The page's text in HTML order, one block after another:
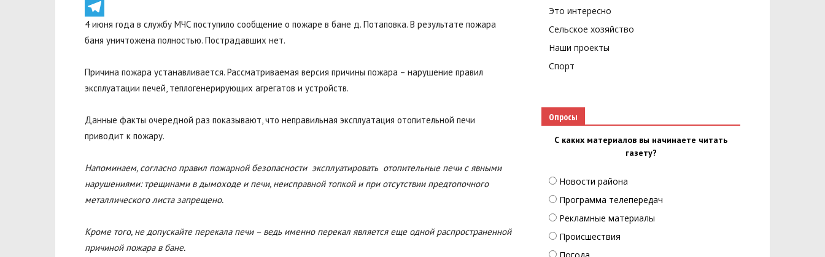
|
Facebook
Telegram
4 июня года в службу МЧС поступило сообщение о пожаре в бане д. Потаповка. В результате пожара
баня уничтожена полностью. Пострадавших нет.
Причина пожара устанавливается. Рассматриваемая версия причины пожара – нарушение правил
эксплуатации печей, теплогенерирующих агрегатов и устройств.
Данные факты очередной раз показывают, что неправильная эксплуатация отопительной печи
приводит к пожару.
Напоминаем, согласно правил пожарной безопасности эксплуатировать отопительные печи с явными
нарушениями: трещинами в дымоходе и печи, неисправной топкой и при отсутствии предтопочного
металлического листа запрещено.
Кроме того, не допускайте перекала печи – ведь именно перекал является еще одной распространенной
причиной пожара в бане.
Это интересно
Сельское хозяйство
Наши проекты
Спорт
Опросы
С каких материалов вы начинаете читать
газету?
Новости района
Программа телепередач
Рекламные материалы
Происшествия